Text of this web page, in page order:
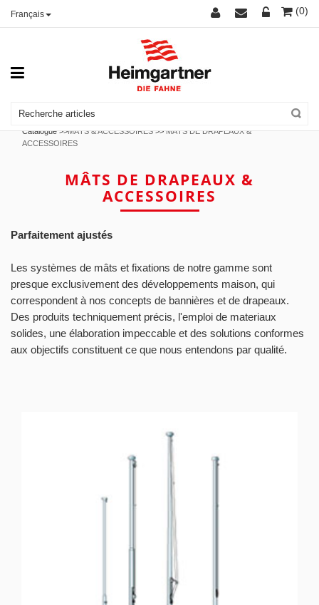
Français (0)
Catalogue >>MÂTS & ACCESSOIRES >>MÂTS DE DRAPEAUX &
ACCESSOIRES
MÂTS DE DRAPEAUX &
ACCESSOIRES
Parfaitement ajustés
Les systèmes de mâts et fixations de notre gamme sont
presque exclusivement des développements maison, qui
correspondent à nos concepts de bannières et de drapeaux.
Des produits techniquement précis, l'emploi de materiaux
solides, une élaboration impeccable et des solutions conformes
aux objectifs constituent ce que nous entendons par qualité.